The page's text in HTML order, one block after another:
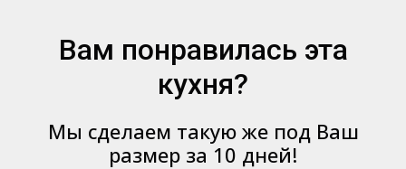
Вам понравилась эта
кухня?
Мы сделаем такую же под Ваш
размер за 10 дней!